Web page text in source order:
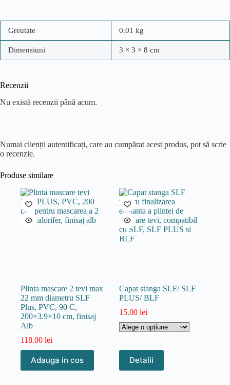
Greutate 0.01 kg
Dimensiuni 3 × 3 × 8 cm
Recenzii
Nu există recenzii până acum.
Numai clienții autentificați, care au cumpărat acest produs, pot să scrie
o recenzie.
Produse similare
Plinta mascare 2 tevi max
22 mm diametru SLF
Plus, PVC, 90 C,
200×3.9×10 cm, finisaj
Alb
118.00 lei
Adauga in cos
Capat stanga SLF/ SLF
PLUS/ BLF
15.00lei
Detalii
Acest
produs
are